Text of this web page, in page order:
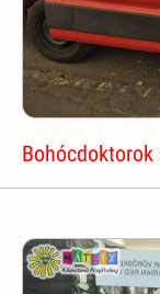
Bohócdoktorok